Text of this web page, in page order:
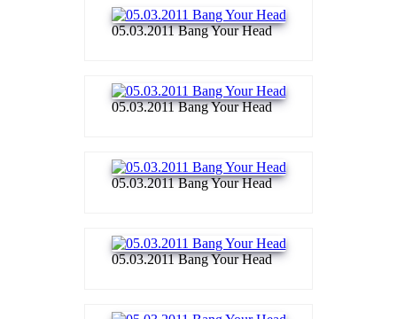
05.03.2011 Bang Your Head
05.03.2011 Bang Your Head
05.03.2011 Bang Your Head
05.03.2011 Bang Your Head